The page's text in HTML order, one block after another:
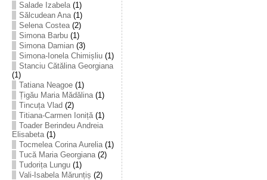
Salade Izabela(1)
Sălcudean Ana(1)
Selena Costea(2)
Simona Barbu(1)
Simona Damian(3)
Simona-Ionela Chimișliu(1)
Stanciu Cătălina Georgiana
(1)
Tatiana Neagoe(1)
Țigău Maria Mădălina(1)
Tincuța Vlad (2)
Titiana-Carmen Ioniță(1)
Toader Berindeu Andreia
Elisabeta(1)
Tocmelea Corina Aurelia(1)
Tucă Maria Georgiana(2)
Tudorița Lungu(1)
Vali-Isabela Mărunțiș (2)